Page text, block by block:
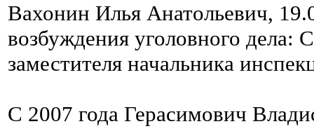
Вахонин Илья Анатольевич,
возбуждения уголовного дела:
заместителя начальника
С 2007 года Герасимович